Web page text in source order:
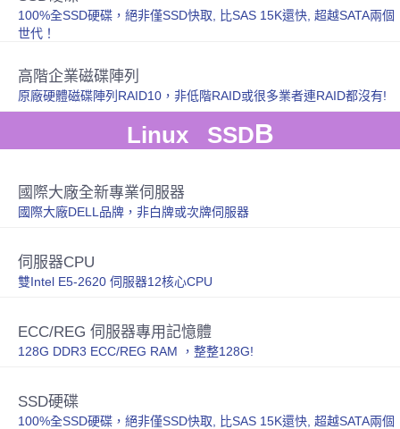
100%全SSD硬碟，絕非僅SSD快取, 比SAS 15K還快, 超越SATA兩個
世代！
高階企業磁碟陣列
原廠硬體磁碟陣列RAID10，非低階RAID或很多業者連RAID都沒有!
Linux SSDB
國際大廠全新專業伺服器
國際大廠DELL品牌，非白牌或次牌伺服器
伺服器CPU
雙Intel E5-2620 伺服器12核心CPU
ECC/REG 伺服器專用記憶體
128G DDR3 ECC/REG RAM ，整整128G!
SSD硬碟
100%全SSD硬碟，絕非僅SSD快取, 比SAS 15K還快, 超越SATA兩個